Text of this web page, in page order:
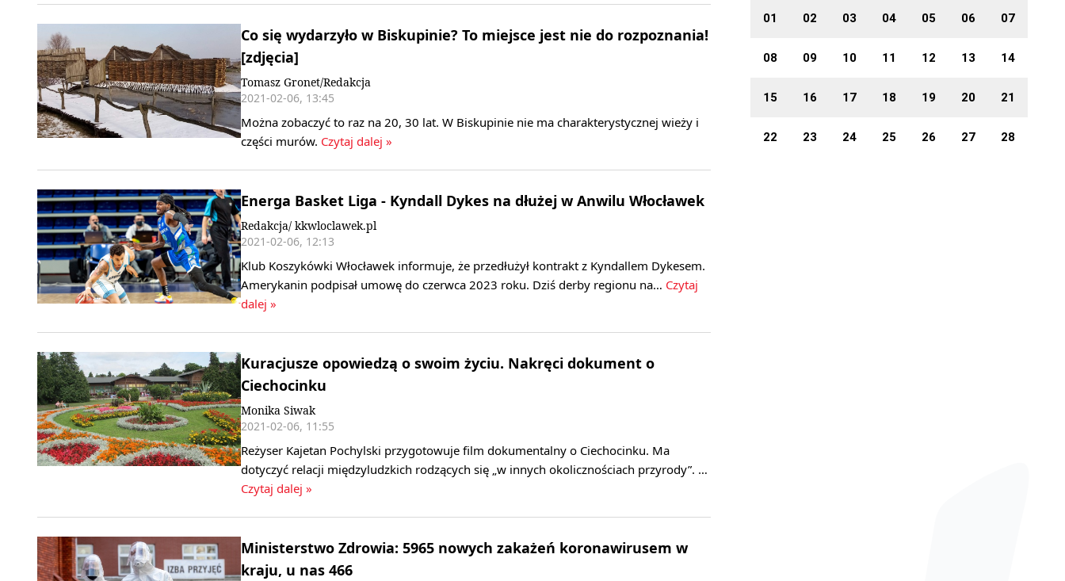
Co się wydarzyło w Biskupinie? To miejsce jest nie do rozpoznania!
[zdjęcia]
Tomasz Gronet/Redakcja
2021-02-06, 13:45
Można zobaczyć to raz na 20, 30 lat. W Biskupinie nie ma charakterystycznej wieży i
części murów. Czytaj dalej »
Energa Basket Liga - Kyndall Dykes na dłużej w Anwilu Włocławek
Redakcja/ kkwloclawek.pl
2021-02-06, 12:13
Klub Koszykówki Włocławek informuje, że przedłużył kontrakt z Kyndallem Dykesem.
Amerykanin podpisał umowę do czerwca 2023 roku. Dziś derby regionu na… Czytaj
dalej »
Kuracjusze opowiedzą o swoim życiu. Nakręci dokument o
Ciechocinku
Monika Siwak
2021-02-06, 11:55
Reżyser Kajetan Pochylski przygotowuje film dokumentalny o Ciechocinku. Ma
dotyczyć relacji międzyludzkich rodzących się „w innych okolicznościach przyrody”. …
Czytaj dalej »
Ministerstwo Zdrowia: 5965 nowych zakażeń koronawirusem w
kraju, u nas 466
01 02 03 04 05 06 07
08 09 10 11 12 13 14
15 16 17 18 19 20 21
22 23 24 25 26 27 28